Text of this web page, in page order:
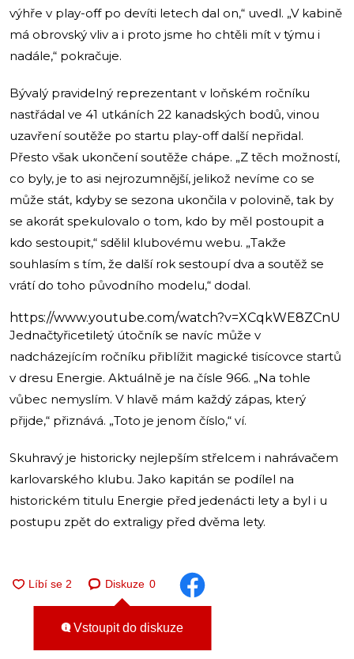
výhře v play-off po devíti letech dal on,“ uvedl. „V kabině
má obrovský vliv a i proto jsme ho chtěli mít v týmu i
nadále,“ pokračuje.
Bývalý pravidelný reprezentant v loňském ročníku
nastřádal ve 41 utkáních 22 kanadských bodů, vinou
uzavření soutěže po startu play-off další nepřidal.
Přesto však ukončení soutěže chápe. „Z těch možností,
co byly, je to asi nejrozumnější, jelikož nevíme co se
může stát, kdyby se sezona ukončila v polovině, tak by
se akorát spekulovalo o tom, kdo by měl postoupit a
kdo sestoupit,“ sdělil klubovému webu. „Takže
souhlasím s tím, že další rok sestoupí dva a soutěž se
vrátí do toho původního modelu,“ dodal.
https://www.youtube.com/watch?v=XCqkWE8ZCnU
Jednačtyřicetiletý útočník se navíc může v
nadcházejícím ročníku přiblížit magické tisícovce startů
v dresu Energie. Aktuálně je na čísle 966. „Na tohle
vůbec nemyslím. V hlavě mám každý zápas, který
přijde,“ přiznává. „Toto je jenom číslo,“ ví.
Skuhravý je historicky nejlepším střelcem i nahrávačem
karlovarského klubu. Jako kapitán se podílel na
historickém titulu Energie před jedenácti lety a byl i u
postupu zpět do extraligy před dvěma lety.
Diskuze 0
Vstoupit do diskuze